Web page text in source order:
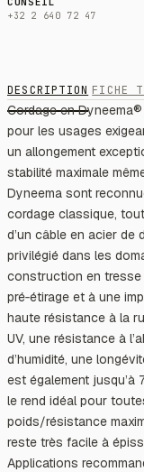
+32 2 640 72 47
DESCRIPTION FICHE
Cordage en
pour les usages
un allongement
stabilité maximale
Dyneema sont
cordage classique,
d’un câble en acier de
privilégié dans les
construction en tresse
pré‑étirage et à une
haute résistance à la
UV, une résistance à
d’humidité, une
est également jusqu’à
le rend idéal pour
poids/résistance
reste très facile à
Applications